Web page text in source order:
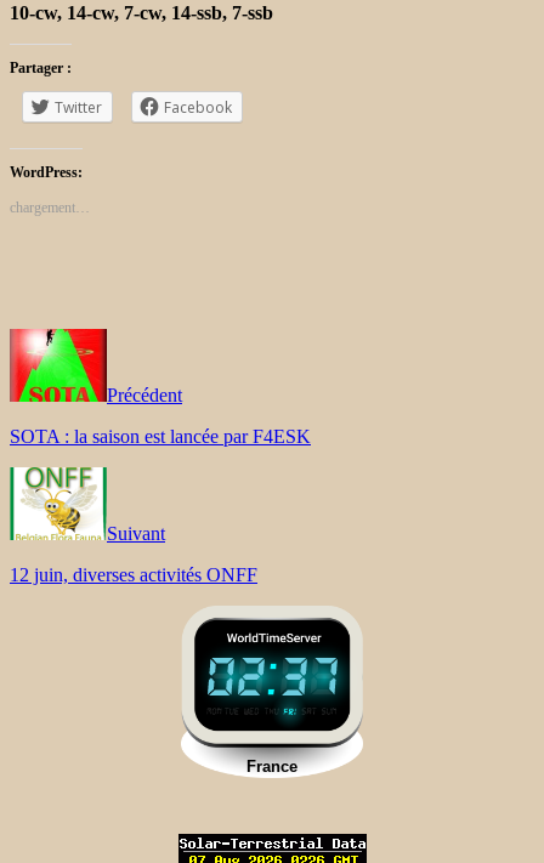
10-cw, 14-cw, 7-cw, 14-ssb, 7-ssb
Partager :
Twitter Facebook
WordPress:
chargement…
Précédent
SOTA : la saison est lancée par F4ESK
Suivant
12 juin, diverses activités ONFF